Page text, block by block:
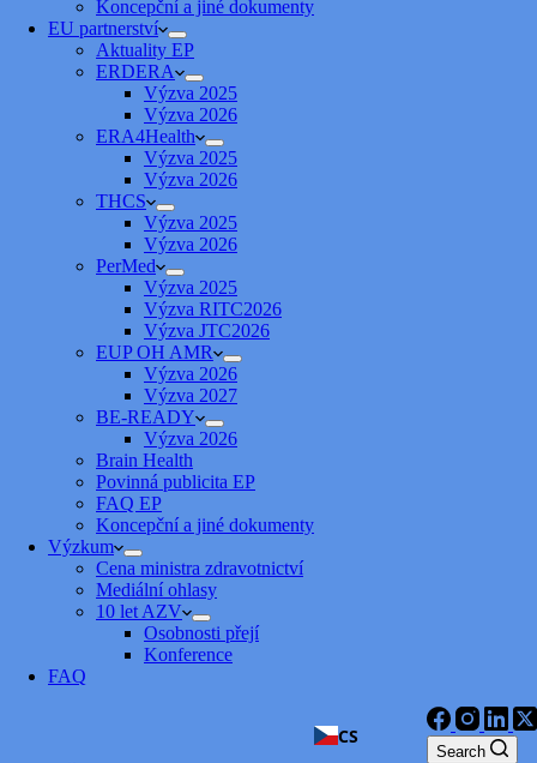
Koncepční a jiné dokumenty
EU partnerství
Aktuality EP
ERDERA
Výzva 2025
Výzva 2026
ERA4Health
Výzva 2025
Výzva 2026
THCS
Výzva 2025
Výzva 2026
PerMed
Výzva 2025
Výzva RITC2026
Výzva JTC2026
EUP OH AMR
Výzva 2026
Výzva 2027
BE-READY
Výzva 2026
Brain Health
Povinná publicita EP
FAQ EP
Koncepční a jiné dokumenty
Výzkum
Cena ministra zdravotnictví
Mediální ohlasy
10 let AZV
Osobnosti přejí
Konference
FAQ
Search
CS